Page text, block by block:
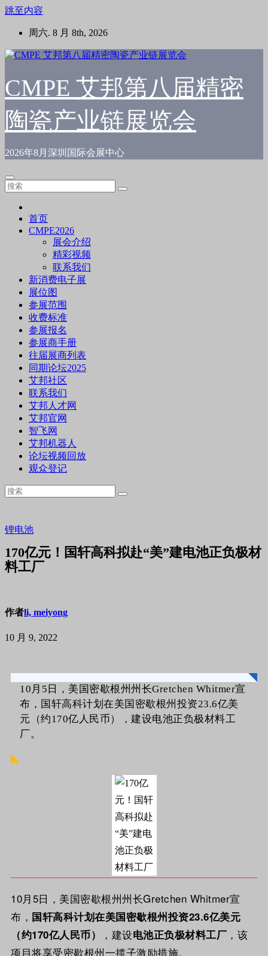
跳至内容
周六. 8 月 8th, 2026
CMPE 艾邦第八届精密
陶瓷产业链展览会
2026年8月深圳国际会展中心
首页
CMPE2026
展会介绍
精彩视频
联系我们
新消费电子展
展位图
参展范围
收费标准
参展报名
参展商手册
往届展商列表
同期论坛2025
艾邦社区
联系我们
艾邦人才网
艾邦官网
智飞网
艾邦机器人
论坛视频回放
观众登记
锂电池
170亿元！国轩高科拟赴“美”建电池正负极材
料工厂
作者li, meiyong
10 月 9, 2022
10月5日，美国密歇根州州长Gretchen Whitmer宣
布，国轩高科计划在美国密歇根州投资23.6亿美
元（约170亿人民币），建设电池正负极材料工
厂。
10月5日，美国密歇根州州长Gretchen Whitmer宣
布， 国轩高科计划在美国密歇根州投资23.6亿美元
（约170亿人民币）
，建设电池正负极材料工厂 ，该
项目将享受密歇根州一揽子激励措施。